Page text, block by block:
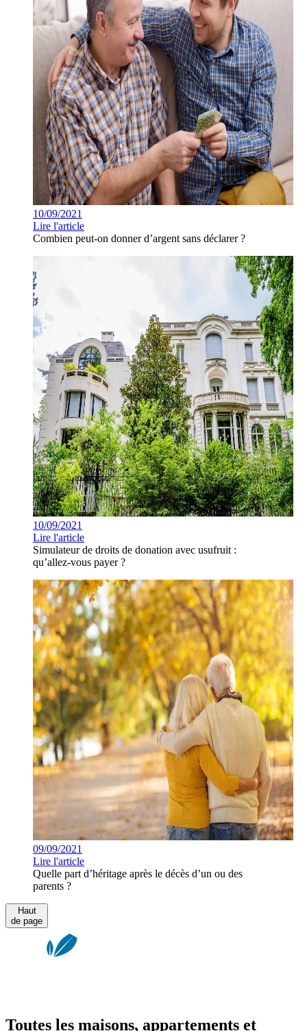
10/09/2021
Lire l'article
Combien peut-on donner d’argent sans déclarer ?
10/09/2021
Lire l'article
Simulateur de droits de donation avec usufruit :
qu’allez-vous payer ?
09/09/2021
Lire l'article
Quelle part d’héritage après le décès d’un ou des
parents ?
Haut
de page
Toutes les maisons, appartements et